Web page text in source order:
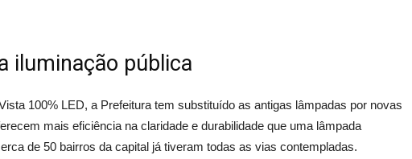
iluminação pública
100% LED, a Prefeitura tem substituído as antigas lâmpadas por novas
mais eficiência na claridade e durabilidade que uma lâmpada
de 50 bairros da capital já tiveram todas as vias contempladas.